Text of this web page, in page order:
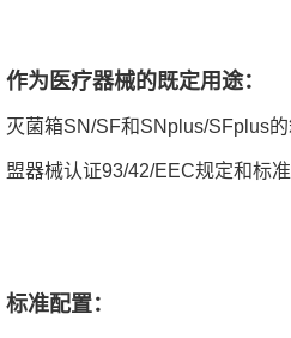
作为医疗器械的既定用途：
灭菌箱SN/SF和SNplus/SFplus
盟器械认证93/42/EEC规定和标
标准配置：